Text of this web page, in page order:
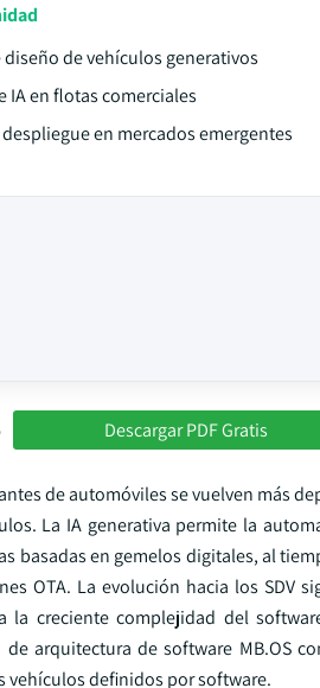
de vehículos generativos
IA en flotas comerciales
en mercados emergentes
Descargar PDF Gratis
de automóviles se vuelven más
La IA generativa permite la
basadas en gemelos digitales, al
OTA. La evolución hacia los SDV
la creciente complejidad del
arquitectura de software MB.OS
vehículos definidos por software.